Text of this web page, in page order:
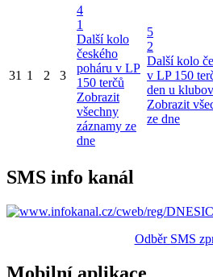
31 1 2 3
4
1
Další kolo
českého
poháru v LP
150 terčů
Zobrazit
všechny
záznamy ze
dne
5
2
Další kolo
v LP 150
den u
Zobrazit
ze dne
SMS info kanál
Odběr SMS
Mobilní aplikace